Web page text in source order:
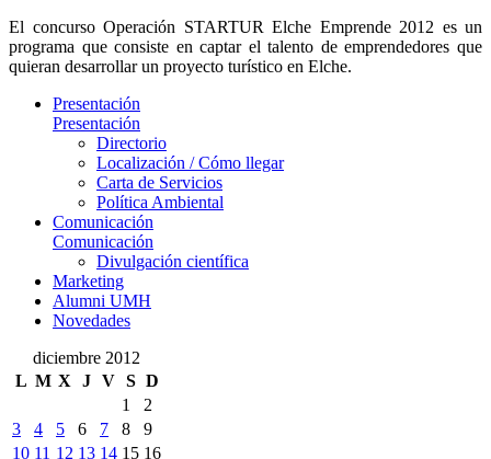
El concurso Operación STARTUR Elche Emprende 2012 es un
programa que consiste en captar el talento de emprendedores que
quieran desarrollar un proyecto turístico en Elche.
Presentación
Presentación
Directorio
Localización / Cómo llegar
Carta de Servicios
Política Ambiental
Comunicación
Comunicación
Divulgación científica
Marketing
Alumni UMH
Novedades
diciembre 2012
L M X J V S D
1
2
3
4 5 6 7 8
9
10 11 12 13 14 15 16